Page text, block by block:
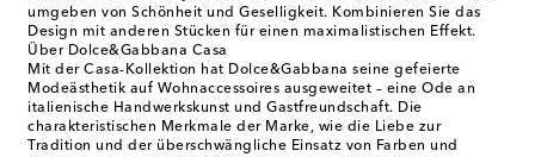
umgeben von Schönheit und Geselligkeit. Kombinieren Sie das
Design mit anderen Stücken für einen maximalistischen Effekt.
Über Dolce&Gabbana Casa
Mit der Casa-Kollektion hat Dolce&Gabbana seine gefeierte
Modeästhetik auf Wohnaccessoires ausgeweitet – eine Ode an
italienische Handwerkskunst und Gastfreundschaft. Die
charakteristischen Merkmale der Marke, wie die Liebe zur
Tradition und der überschwängliche Einsatz von Farben und